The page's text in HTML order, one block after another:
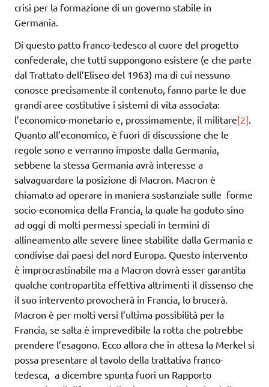
crisi per la formazione di un governo stabile in
Germania.
Di questo patto franco-tedesco al cuore del progetto
confederale, che tutti suppongono esistere (e che parte
dal Trattato dell’Eliseo del 1963) ma di cui nessuno
conosce precisamente il contenuto, fanno parte le due
grandi aree costitutive i sistemi di vita associata:
l’economico-monetario e, prossimamente, il militare[2]
Quanto all’economico, è fuori di discussione che le
regole sono e verranno imposte dalla Germania,
sebbene la stessa Germania avrà interesse a
salvaguardare la posizione di Macron. Macron è
chiamato ad operare in maniera sostanziale sulle forme
socio-economica della Francia, la quale ha goduto sino
ad oggi di molti permessi speciali in termini di
allineamento alle severe linee stabilite dalla Germania e
condivise dai paesi del nord Europa. Questo intervento
è improcrastinabile ma a Macron dovrà esser garantita
qualche contropartita effettiva altrimenti il dissenso che
il suo intervento provocherà in Francia, lo brucerà.
Macron è per molti versi l’ultima possibilità per la
Francia, se salta è imprevedibile la rotta che potrebbe
prendere l’esagono. Ecco allora che in attesa la Merkel si
possa presentare al tavolo della trattativa franco-
tedesca, a dicembre spunta fuori un Rapporto